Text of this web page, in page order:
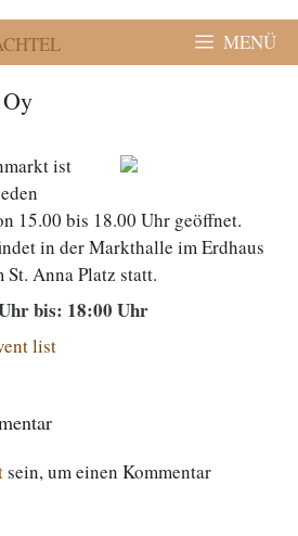
MENÜ
ist
15.00 bis 18.00 Uhr geöffnet.
in der Markthalle im Erdhaus
St. Anna Platz statt.
bis: 18:00 Uhr
list
sein, um einen Kommentar